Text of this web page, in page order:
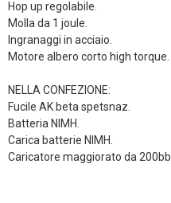
Hop up regolabile.
Molla da 1 joule.
Ingranaggi in acciaio.
Motore albero corto high torque.
NELLA CONFEZIONE:
Fucile AK beta spetsnaz.
Batteria NIMH.
Carica batterie NIMH.
Caricatore maggiorato da 200bb.